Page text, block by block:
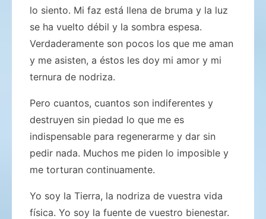
lo siento. Mi faz está llena de bruma y la luz
se ha vuelto débil y la sombra espesa.
Verdaderamente son pocos los que me aman
y me asisten, a éstos les doy mi amor y mi
ternura de nodriza.
Pero cuantos, cuantos son indiferentes y
destruyen sin piedad lo que me es
indispensable para regenerarme y dar sin
pedir nada. Muchos me piden lo imposible y
me torturan continuamente.
Yo soy la Tierra, la nodriza de vuestra vida
física. Yo soy la fuente de vuestro bienestar.